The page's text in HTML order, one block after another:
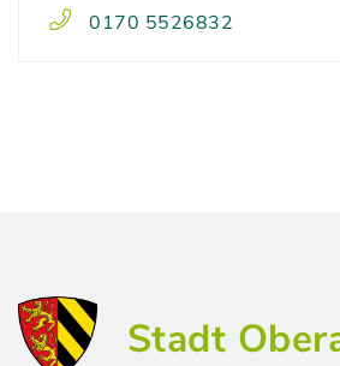
0170 5526832
Stadt